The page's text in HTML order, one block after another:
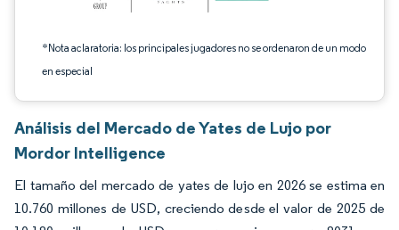
*Nota aclaratoria: los principales jugadores no se ordenaron de un modo
en especial
Análisis del Mercado de Yates de Lujo por
Mordor Intelligence
El tamaño del mercado de yates de lujo en 2026 se estima en
10.760 millones de USD, creciendo desde el valor de 2025 de